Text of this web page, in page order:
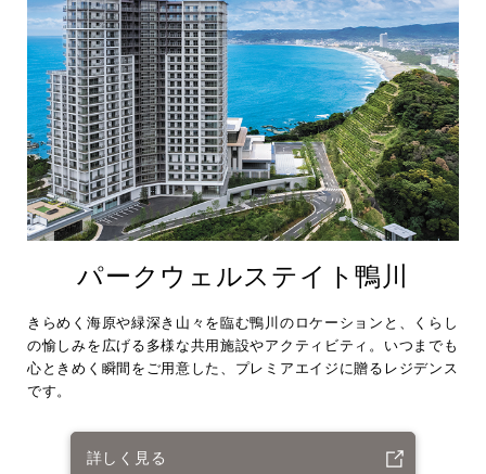
パークウェルステイト鴨川
きらめく海原や緑深き山々を臨む鴨川のロケーションと、くらし
の愉しみを広げる多様な共用施設やアクティビティ。いつまでも
心ときめく瞬間をご用意した、プレミアエイジに贈るレジデンス
です。
詳しく見る